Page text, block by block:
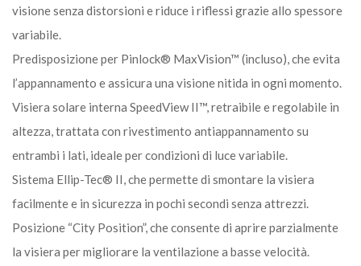
visione senza distorsioni e riduce i riflessi grazie allo spessore
variabile.
Predisposizione per Pinlock® MaxVision™ (incluso), che evita
l’appannamento e assicura una visione nitida in ogni momento.
Visiera solare interna SpeedView II™, retraibile e regolabile in
altezza, trattata con rivestimento antiappannamento su
entrambi i lati, ideale per condizioni di luce variabile.
Sistema Ellip-Tec® II, che permette di smontare la visiera
facilmente e in sicurezza in pochi secondi senza attrezzi.
Posizione “City Position”, che consente di aprire parzialmente
la visiera per migliorare la ventilazione a basse velocità.